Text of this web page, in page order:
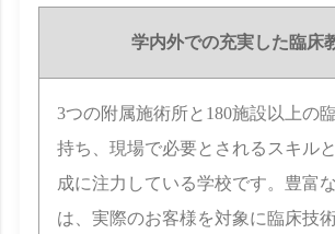
学内外での充実した臨床
3つの附属施術所と180施設以上の
持ち、現場で必要とされるスキル
成に注力している学校です。豊富
は、実際のお客様を対象に臨床技